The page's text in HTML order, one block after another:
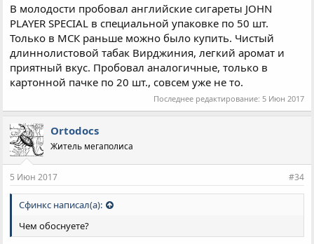
В молодости пробовал английские сигареты JOHN
PLAYER SPECIAL в специальной упаковке по 50 шт.
Только в МСК раньше можно было купить. Чистый
длиннолистовой табак Вирджиния, легкий аромат и
приятный вкус. Пробовал аналогичные, только в
картонной пачке по 20 шт., совсем уже не то.
Последнее редактирование: 5 Июн 2017
Ortodocs
Житель мегаполиса
5 Июн 2017 #34
Сфинкс написал(а):
Чем обоснуете?